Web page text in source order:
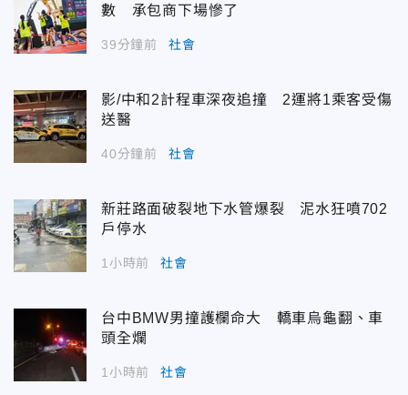
數 承包商下場慘了
39分鐘前 社會
影/中和2計程車深夜追撞 2運將1乘客受傷
送醫
40分鐘前 社會
新莊路面破裂地下水管爆裂 泥水狂噴702
戶停水
1小時前 社會
台中BMW男撞護欄命大 轎車烏龜翻、車
頭全爛
1小時前 社會